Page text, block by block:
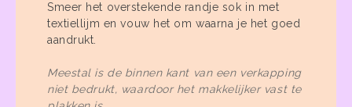
Smeer het overstekende randje sok in met
textiellijm en vouw het om waarna je het goed
aandrukt.
Meestal is de binnen kant van een verkapping
niet bedrukt, waardoor het makkelijker vast te